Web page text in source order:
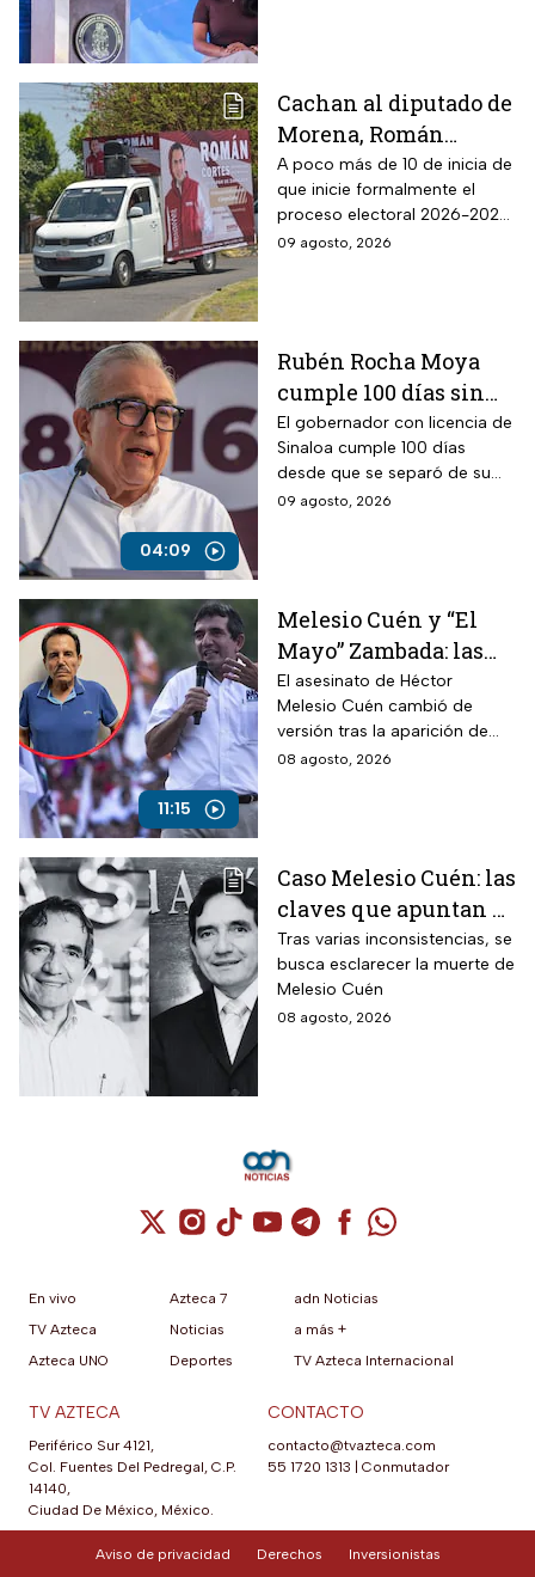
Cachan al diputado de
Morena, Román
Cortés, entregando
periódico y dotación
de huevos: ¿Es un acto
anticipado de
A poco más de 10 de inicia de
que inicie formalmente el
proceso electoral 2026-2027,
algunos políticos ya buscan
09 agosto, 2026
04:09
Rubén Rocha Moya
cumple 100 días sin
aparecer ni rendir
cuentas
El gobernador con licencia de
Sinaloa cumple 100 días
desde que se separó de su
cargo, mientras Morena
09 agosto, 2026
11:15
Melesio Cuén y “El
Mayo” Zambada: las
claves de un
asesinato rodeado de
contradicciones
El asesinato de Héctor
Melesio Cuén cambió de
versión tras la aparición de
nuevas pruebas. ¿Qué ocurrió
08 agosto, 2026
Caso Melesio Cuén: las
claves que apuntan a
un posible montaje en
su asesinato
Tras varias inconsistencias, se
busca esclarecer la muerte de
Melesio Cuén
08 agosto, 2026
Cuenta de X / Twitter (se abre en una
Cuenta de Instagram (se abre en una
Cuenta de TikTok (se abre en
Cuenta de YouTube (se abre
Cuenta de Telegram (se
Cuenta de
Cuenta de
En vivo
TV Azteca
Azteca UNO
Azteca 7
Noticias
Deportes
adn Noticias
a más +
TV Azteca Internacional
TV AZTECA
Periférico Sur 4121,
Col. Fuentes Del Pedregal, C.P.
14140,
Ciudad De México, México.
CONTACTO
contacto@tvazteca.com
55 1720 1313
Conmutador
Aviso de privacidad Derechos
Inversionistas